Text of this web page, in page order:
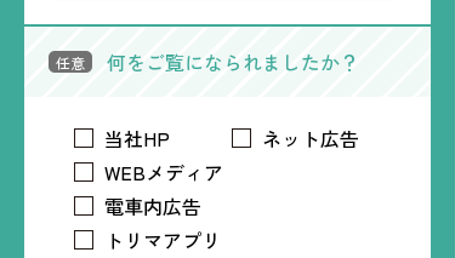
任意 何をご覧になられましたか？
当社HP
ネット広告
WEBメディア
電車内広告
トリマアプリ